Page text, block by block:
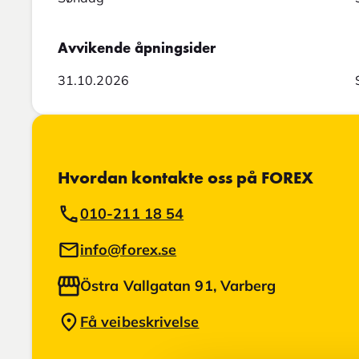
Avvikende åpningsider
31.10.2026
Hvordan kontakte oss på FOREX
010-211 18 54
info@forex.se
Östra Vallgatan 91, Varberg
Få veibeskrivelse